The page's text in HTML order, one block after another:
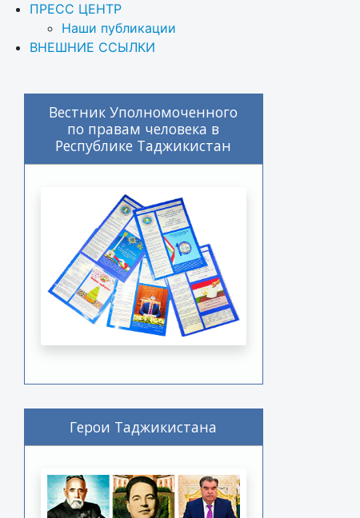
ПРЕСС ЦЕНТР
Наши публикации
ВНЕШНИЕ ССЫЛКИ
Вестник Уполномоченного
по правам человека в
Республике Таджикистан
Герои Таджикистана